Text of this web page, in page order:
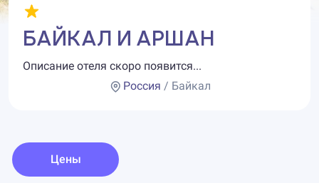
БАЙКАЛ И АРШАН
Описание отеля скоро появится...
Россия / Байкал
Цены